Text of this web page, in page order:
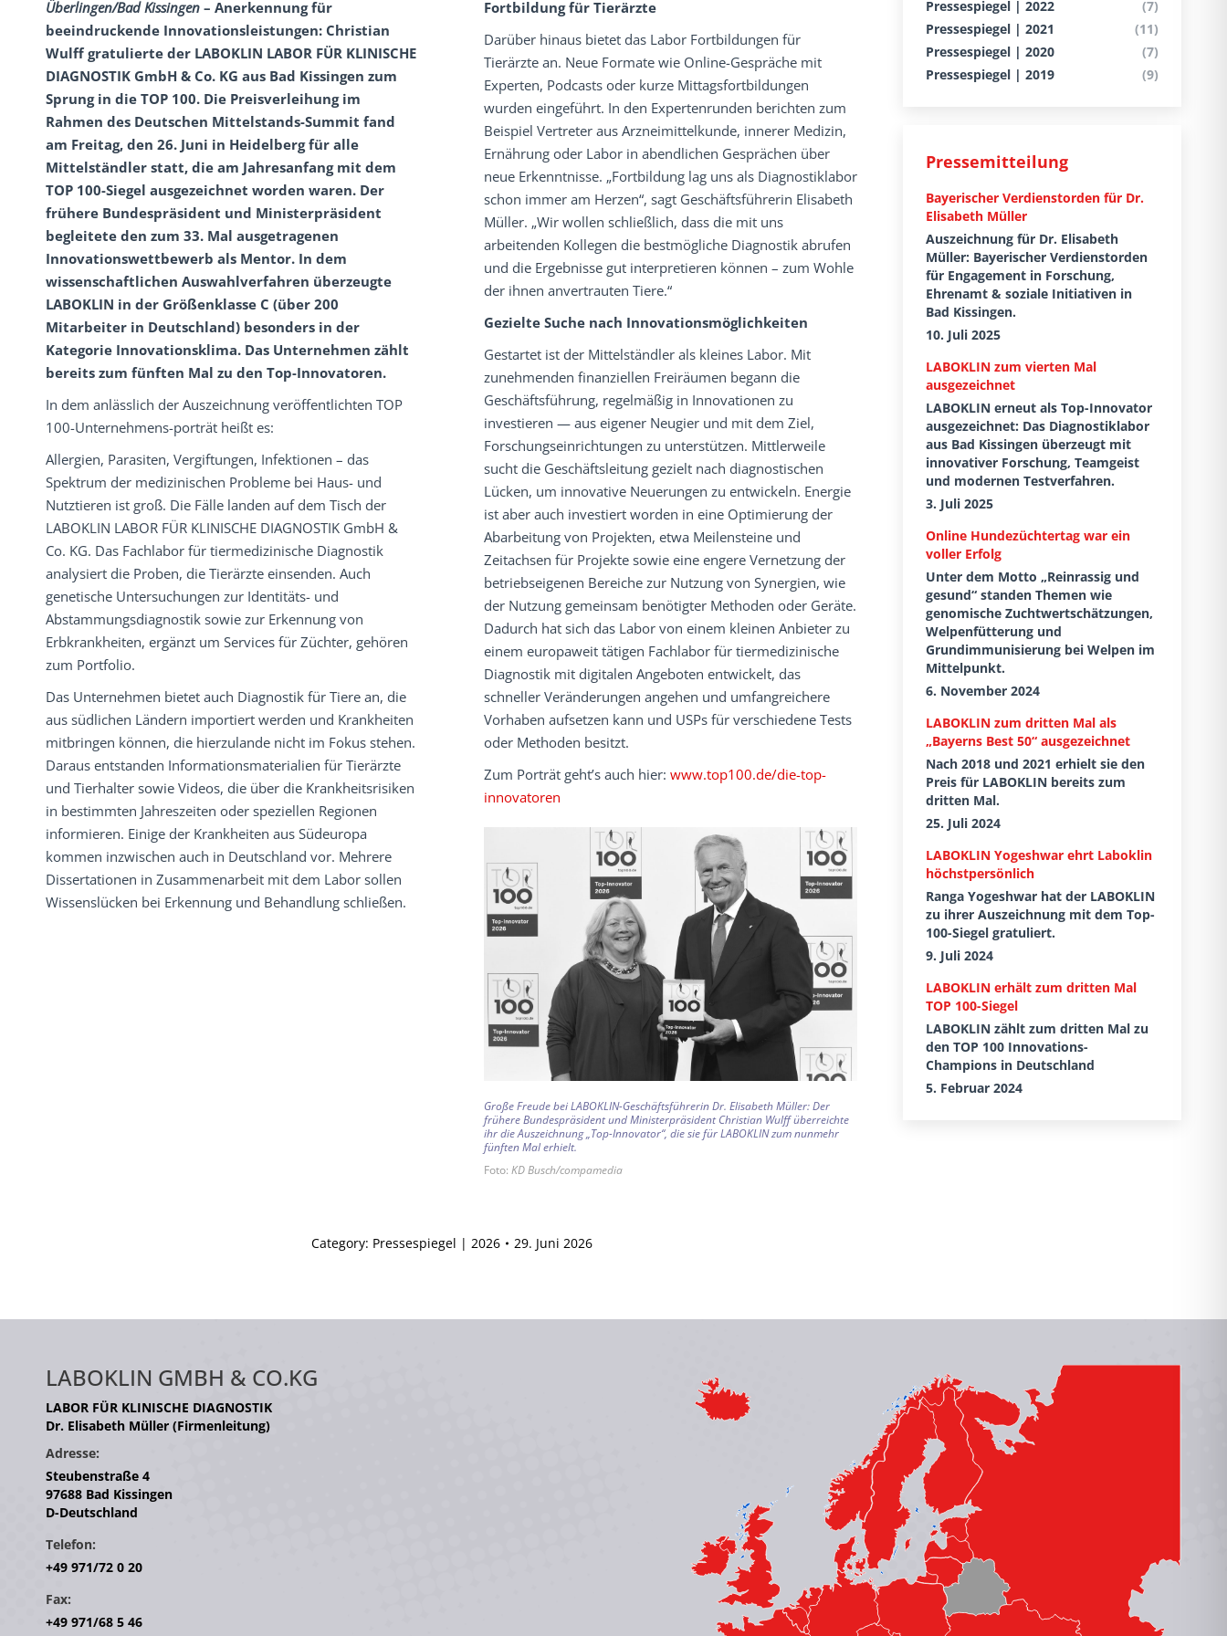
Überlingen/Bad Kissingen – Anerkennung für
beeindruckende Innovationsleistungen: Christian
Wulff gratulierte der LABOKLIN LABOR FÜR KLINISCHE
DIAGNOSTIK GmbH & Co. KG aus Bad Kissingen zum
Sprung in die TOP 100. Die Preisverleihung im
Rahmen des Deutschen Mittelstands-Summit fand
am Freitag, den 26. Juni in Heidelberg für alle
Mittelständler statt, die am Jahresanfang mit dem
TOP 100-Siegel ausgezeichnet worden waren. Der
frühere Bundespräsident und Ministerpräsident
begleitete den zum 33. Mal ausgetragenen
Innovationswettbewerb als Mentor. In dem
wissenschaftlichen Auswahlverfahren überzeugte
LABOKLIN in der Größenklasse C (über 200
Mitarbeiter in Deutschland) besonders in der
Kategorie Innovationsklima. Das Unternehmen zählt
bereits zum fünften Mal zu den Top-Innovatoren.
In dem anlässlich der Auszeichnung veröffentlichten TOP
100-Unternehmens-porträt heißt es:
Allergien, Parasiten, Vergiftungen, Infektionen – das
Spektrum der medizinischen Probleme bei Haus- und
Nutztieren ist groß. Die Fälle landen auf dem Tisch der
LABOKLIN LABOR FÜR KLINISCHE DIAGNOSTIK GmbH &
Co. KG. Das Fachlabor für tiermedizinische Diagnostik
analysiert die Proben, die Tierärzte einsenden. Auch
genetische Untersuchungen zur Identitäts- und
Abstammungsdiagnostik sowie zur Erkennung von
Erbkrankheiten, ergänzt um Services für Züchter, gehören
zum Portfolio.
Das Unternehmen bietet auch Diagnostik für Tiere an, die
aus südlichen Ländern importiert werden und Krankheiten
mitbringen können, die hierzulande nicht im Fokus stehen.
Daraus entstanden Informationsmaterialien für Tierärzte
und Tierhalter sowie Videos, die über die Krankheitsrisiken
in bestimmten Jahreszeiten oder speziellen Regionen
informieren. Einige der Krankheiten aus Südeuropa
kommen inzwischen auch in Deutschland vor. Mehrere
Dissertationen in Zusammenarbeit mit dem Labor sollen
Wissenslücken bei Erkennung und Behandlung schließen.
Fortbildung für Tierärzte
Darüber hinaus bietet das Labor Fortbildungen für
Tierärzte an. Neue Formate wie Online-Gespräche mit
Experten, Podcasts oder kurze Mittagsfortbildungen
wurden eingeführt. In den Expertenrunden berichten zum
Beispiel Vertreter aus Arzneimittelkunde, innerer Medizin,
Ernährung oder Labor in abendlichen Gesprächen über
neue Erkenntnisse. „Fortbildung lag uns als Diagnostiklabor
schon immer am Herzen“, sagt Geschäftsführerin Elisabeth
Müller. „Wir wollen schließlich, dass die mit uns
arbeitenden Kollegen die bestmögliche Diagnostik abrufen
und die Ergebnisse gut interpretieren können – zum Wohle
der ihnen anvertrauten Tiere.“
Gezielte Suche nach Innovationsmöglichkeiten
Gestartet ist der Mittelständler als kleines Labor. Mit
zunehmenden finanziellen Freiräumen begann die
Geschäftsführung, regelmäßig in Innovationen zu
investieren — aus eigener Neugier und mit dem Ziel,
Forschungseinrichtungen zu unterstützen. Mittlerweile
sucht die Geschäftsleitung gezielt nach diagnostischen
Lücken, um innovative Neuerungen zu entwickeln. Energie
ist aber auch investiert worden in eine Optimierung der
Abarbeitung von Projekten, etwa Meilensteine und
Zeitachsen für Projekte sowie eine engere Vernetzung der
betriebseigenen Bereiche zur Nutzung von Synergien, wie
der Nutzung gemeinsam benötigter Methoden oder Geräte.
Dadurch hat sich das Labor von einem kleinen Anbieter zu
einem europaweit tätigen Fachlabor für tiermedizinische
Diagnostik mit digitalen Angeboten entwickelt, das
schneller Veränderungen angehen und umfangreichere
Vorhaben aufsetzen kann und USPs für verschiedene Tests
oder Methoden besitzt.
Zum Porträt geht’s auch hier: www.top100.de/die-top-
innovatoren
Große Freude bei LABOKLIN-Geschäftsführerin Dr. Elisabeth Müller: Der
frühere Bundespräsident und Ministerpräsident Christian Wulff überreichte
ihr die Auszeichnung „Top-Innovator“, die sie für LABOKLIN zum nunmehr
fünften Mal erhielt.
Foto: KD Busch/compamedia
Category: Pressespiegel | 2026 29. Juni 2026
Pressespiegel | 2022
(7)
Pressespiegel | 2021
(11)
Pressespiegel | 2020
(7)
Pressespiegel | 2019
(9)
Pressemitteilung
Bayerischer Verdienstorden für Dr.
Elisabeth Müller
Auszeichnung für Dr. Elisabeth
Müller: Bayerischer Verdienstorden
für Engagement in Forschung,
Ehrenamt & soziale Initiativen in
Bad Kissingen.
10. Juli 2025
LABOKLIN zum vierten Mal
ausgezeichnet
LABOKLIN erneut als Top-Innovator
ausgezeichnet: Das Diagnostiklabor
aus Bad Kissingen überzeugt mit
innovativer Forschung, Teamgeist
und modernen Testverfahren.
3. Juli 2025
Online Hundezüchtertag war ein
voller Erfolg
Unter dem Motto „Reinrassig und
gesund“ standen Themen wie
genomische Zuchtwertschätzungen,
Welpenfütterung und
Grundimmunisierung bei Welpen im
Mittelpunkt.
6. November 2024
LABOKLIN zum dritten Mal als
„Bayerns Best 50“ ausgezeichnet
Nach 2018 und 2021 erhielt sie den
Preis für LABOKLIN bereits zum
dritten Mal.
25. Juli 2024
LABOKLIN Yogeshwar ehrt Laboklin
höchstpersönlich
Ranga Yogeshwar hat der LABOKLIN
zu ihrer Auszeichnung mit dem Top-
100-Siegel gratuliert.
9. Juli 2024
LABOKLIN erhält zum dritten Mal
TOP 100-Siegel
LABOKLIN zählt zum dritten Mal zu
den TOP 100 Innovations-
Champions in Deutschland
5. Februar 2024
LABOKLIN GMBH & CO.KG
LABOR FÜR KLINISCHE DIAGNOSTIK
Dr. Elisabeth Müller (Firmenleitung)
Adresse:
Steubenstraße 4
97688 Bad Kissingen
D-Deutschland
Telefon:
+49 971/72 0 20
Fax:
+49 971/68 5 46